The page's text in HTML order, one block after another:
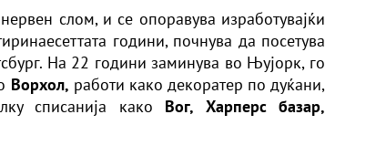
слом, и се опоравува изработувајќи
години, почнува да посетува
На 22 години заминува во Њујорк, го
Ворхол, работи како декоратер по дуќани,
списанија како Вог, Харперс базар,